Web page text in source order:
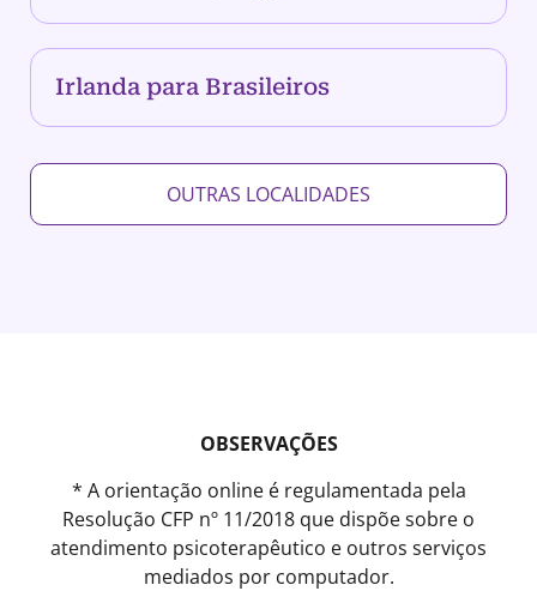
Irlanda para Brasileiros
OUTRAS LOCALIDADES
OBSERVAÇÕES
* A orientação online é regulamentada pela
Resolução CFP nº 11/2018 que dispõe sobre o
atendimento psicoterapêutico e outros serviços
mediados por computador.